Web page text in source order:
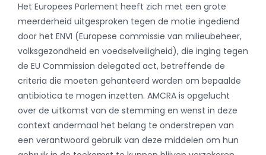
Het Europees Parlement heeft zich met een grote
meerderheid uitgesproken tegen de motie ingediend
door het ENVI (Europese commissie van milieubeheer,
volksgezondheid en voedselveiligheid), die inging tegen
de EU Commission delegated act, betreffende de
criteria die moeten gehanteerd worden om bepaalde
antibiotica te mogen inzetten. AMCRA is opgelucht
over de uitkomst van de stemming en wenst in deze
context andermaal het belang te onderstrepen van
een verantwoord gebruik van deze middelen om hun